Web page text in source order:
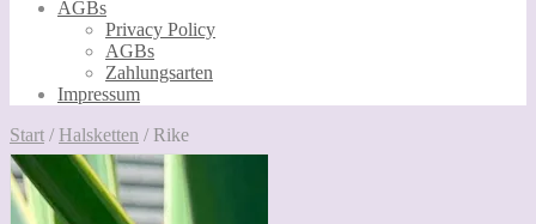
AGBs
Privacy Policy
AGBs
Zahlungsarten
Impressum
Start / Halsketten / Rike